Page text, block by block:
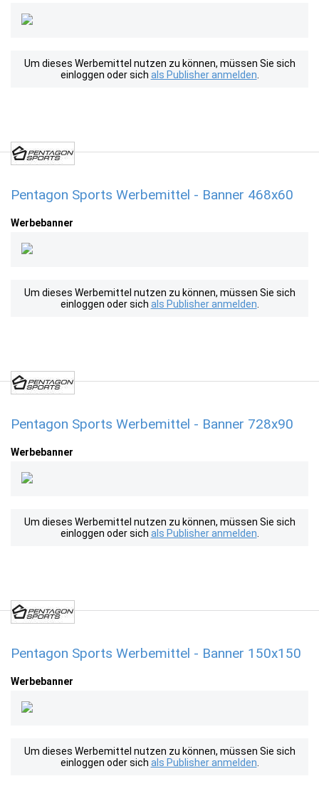
Um dieses Werbemittel nutzen zu können, müssen Sie sich
einloggen oder sich als Publisher anmelden
Pentagon Sports Werbemittel - Banner 468x60
Werbebanner
Um dieses Werbemittel nutzen zu können, müssen Sie sich
einloggen oder sich als Publisher anmelden
Pentagon Sports Werbemittel - Banner 728x90
Werbebanner
Um dieses Werbemittel nutzen zu können, müssen Sie sich
einloggen oder sich als Publisher anmelden
Pentagon Sports Werbemittel - Banner 150x150
Werbebanner
Um dieses Werbemittel nutzen zu können, müssen Sie sich
einloggen oder sich als Publisher anmelden